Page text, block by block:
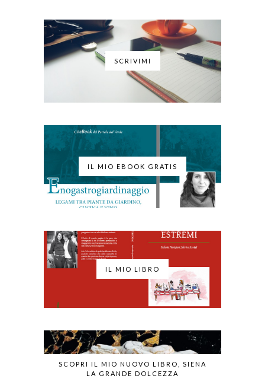
SCRIVIMI
IL MIO EBOOK GRATIS
IL MIO LIBRO
SCOPRI IL MIO NUOVO LIBRO, SIENA
LA GRANDE DOLCEZZA